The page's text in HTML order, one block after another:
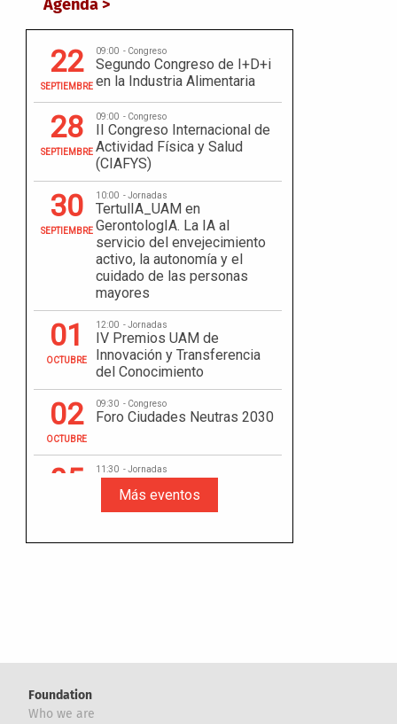
Agenda >
Foundation
Who we are